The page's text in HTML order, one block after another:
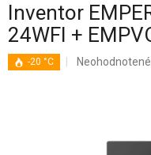
Inventor
24WFI +
-20 °C
Priemerné
Neohodnotené